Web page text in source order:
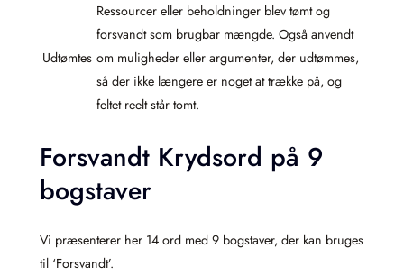
Udtømtes
Ressourcer eller beholdninger blev tømt og
forsvandt som brugbar mængde. Også anvendt
om muligheder eller argumenter, der udtømmes,
så der ikke længere er noget at trække på, og
feltet reelt står tomt.
Forsvandt Krydsord på 9
bogstaver
Vi præsenterer her 14 ord med 9 bogstaver, der kan bruges
til ‘Forsvandt’.